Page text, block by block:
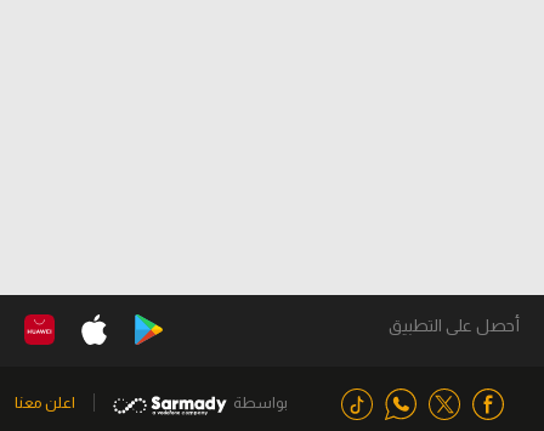
أحصل على التطبيق
بواسطة اعلن معنا